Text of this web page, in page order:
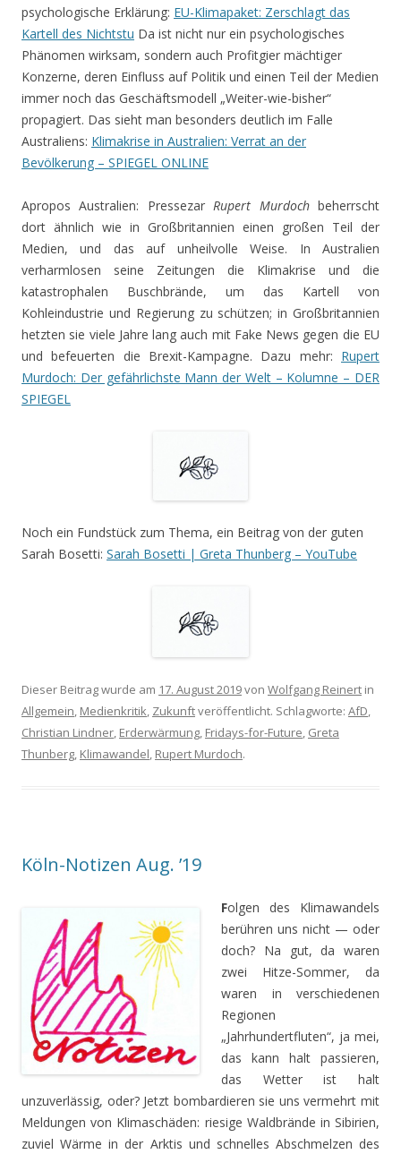
psychologische Erklärung: EU-Klimapaket: Zerschlagt das
Kartell des Nichtstu Da ist nicht nur ein psychologisches
Phänomen wirksam, sondern auch Profitgier mächtiger
Konzerne, deren Einfluss auf Politik und einen Teil der Medien
immer noch das Geschäftsmodell „Weiter-wie-bisher“
propagiert. Das sieht man besonders deutlich im Falle
Australiens: Klimakrise in Australien: Verrat an der
Bevölkerung – SPIEGEL ONLINE
Apropos Australien: PressezarRupert Murdochbeherrscht
dort ähnlich wie in Großbritannien einen großen Teil der
Medien, und das auf unheilvolle Weise. In Australien
verharmlosen seine Zeitungen die Klimakrise und die
katastrophalen Buschbrände, um das Kartell von
Kohleindustrie und Regierung zu schützen; in Großbritannien
hetzten sie viele Jahre lang auch mit Fake News gegen die EU
und befeuerten die Brexit-Kampagne. Dazu mehr: Rupert
Murdoch: Der gefährlichste Mann der Welt – Kolumne – DER
SPIEGEL
Noch ein Fundstück zum Thema, ein Beitrag von der guten
Sarah Bosetti: Sarah Bosetti | Greta Thunberg – YouTube
Dieser Beitrag wurde am 17. August 2019von Wolfgang Reinert in
Allgemein, Medienkritik, Zukunftveröffentlicht. Schlagworte: AfD,
Christian Lindner, Erderwärmung, Fridays-for-Future, Greta
Thunberg, Klimawandel, Rupert Murdoch.
Köln-Notizen Aug. ’19
Folgen des Klimawandels
berühren uns nicht — oder
doch? Na gut, da waren
zwei Hitze-Sommer, da
waren in verschiedenen
Regionen
„Jahrhundertfluten“, ja mei,
das kann halt passieren,
das Wetter ist halt
unzuverlässig, oder? Jetzt bombardieren sie uns vermehrt mit
Meldungen von Klimaschäden: riesige Waldbrände in Sibirien,
zuviel Wärme in der Arktis und schnelles Abschmelzen des